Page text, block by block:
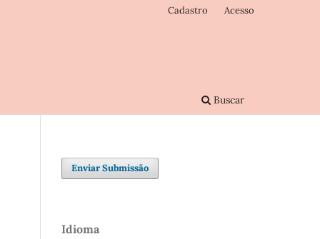
Buscar
Cadastro Acesso
Enviar Submissão
Idioma